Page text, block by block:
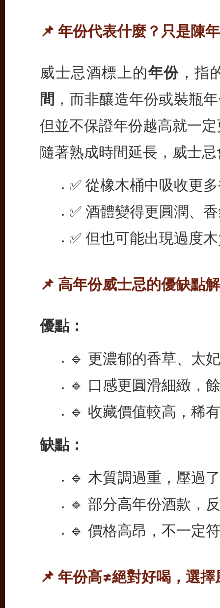
📌 年份代表什麼？只是陳
威士忌酒標上的年份 ，指
間 ，而非釀造年份或裝瓶
但並不保證年份越高就一
隨著熟成時間延長，威士
✅ 從橡木桶中吸收更
✅ 酒體變得更圓潤、
✅ 但也可能出現過度
📌 高年份威士忌的優缺點
優點：
🔹 更濃郁的香草、太
🔹 口感更圓滑細緻，
🔹 收藏價值較高，稀
缺點：
🔹 木質調過重，壓過
🔹 部分高年份酒款，
🔹 價格高昂，不一定
📌 年份高≠絕對好喝，選